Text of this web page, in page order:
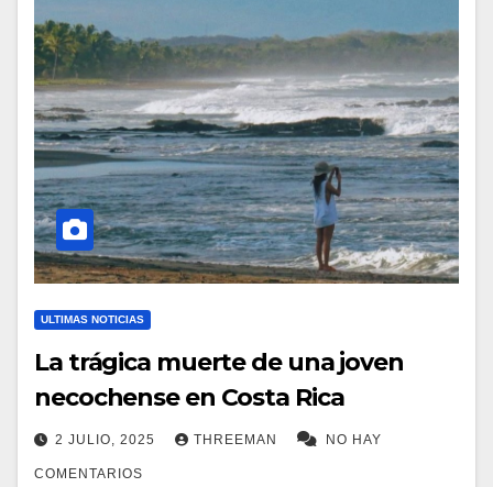
ULTIMAS NOTICIAS
La trágica muerte de una joven
necochense en Costa Rica
2 JULIO, 2025 THREEMAN NO HAY
COMENTARIOS